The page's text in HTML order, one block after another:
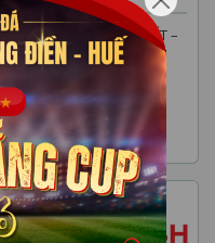
THƯƠNG MẠI HOÀNG
THẮNG
CÔNG TY TNHH SẢN XUẤT –
GIA CÔNG – THƯƠNG MẠI
chào quý doanh nghiệp ,
khách hàng Kính...
Chi tiết